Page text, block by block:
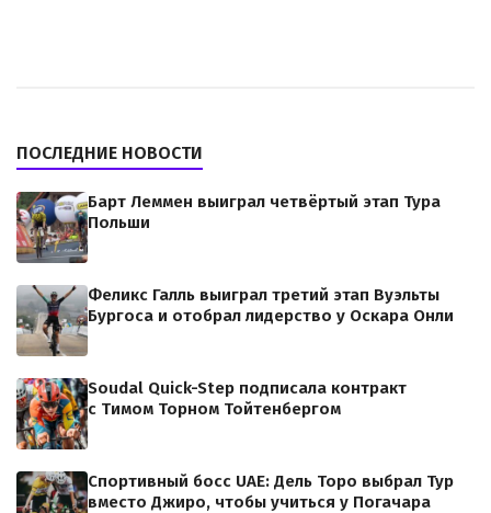
ПОСЛЕДНИЕ НОВОСТИ
Барт Леммен выиграл четвёртый этап Тура
Польши
Феликс Галль выиграл третий этап Вуэльты
Бургоса и отобрал лидерство у Оскара Онли
Soudal Quick-Step подписала контракт
с Тимом Торном Тойтенбергом
Спортивный босс UAE: Дель Торо выбрал Тур
вместо Джиро, чтобы учиться у Погачара